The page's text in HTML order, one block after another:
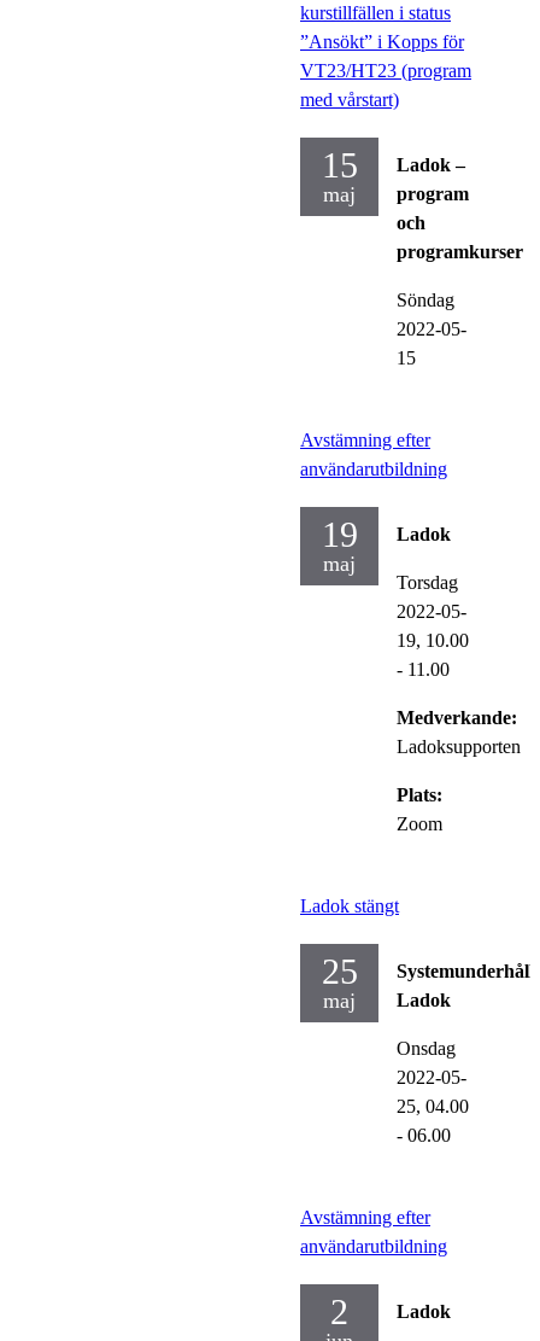
kurstillfällen i status
”Ansökt” i Kopps för
VT23/HT23 (program
med vårstart)
15
maj
Ladok –
program
och
programkurser
Söndag
2022-05-
15
Avstämning efter
användarutbildning
19
maj
Ladok
Torsdag
2022-05-
19, 10.00
- 11.00
Medverkande:
Ladoksupporten
Plats:
Zoom
Ladok stängt
25
maj
Systemunderhåll
Ladok
Onsdag
2022-05-
25, 04.00
- 06.00
Avstämning efter
användarutbildning
2 Ladok